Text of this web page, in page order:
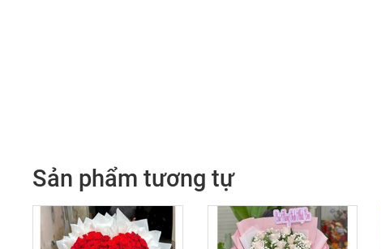
Sản phẩm tương tự